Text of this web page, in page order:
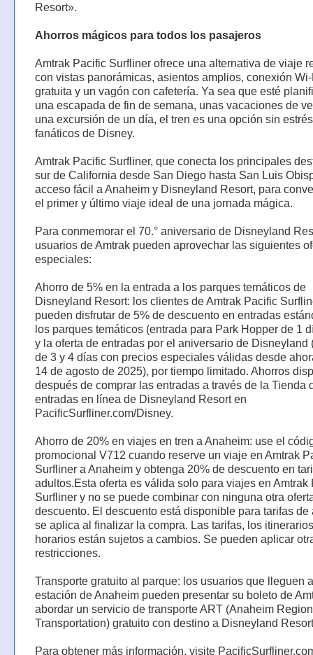
Resort».
Ahorros mágicos para todos los pasajeros
Amtrak Pacific Surfliner ofrece una alternativa de viaje
con vistas panorámicas, asientos amplios, conexión
gratuita y un vagón con cafetería. Ya sea que esté
una escapada de fin de semana, unas vacaciones de
una excursión de un día, el tren es una opción sin
fanáticos de Disney.
Amtrak Pacific Surfliner, que conecta los principales
sur de California desde San Diego hasta San Luis
acceso fácil a Anaheim y Disneyland Resort, para
el primer y último viaje ideal de una jornada mágica.
Para conmemorar el 70.° aniversario de Disneyland
usuarios de Amtrak pueden aprovechar las siguientes
especiales:
Ahorro de 5% en la entrada a los parques temáticos de
Disneyland Resort: los clientes de Amtrak Pacific
pueden disfrutar de 5% de descuento en entradas
los parques temáticos (entrada para Park Hopper de 1
y la oferta de entradas por el aniversario de Disneyland
de 3 y 4 días con precios especiales válidas desde
14 de agosto de 2025), por tiempo limitado. Ahorros
después de comprar las entradas a través de la Tienda
entradas en línea de Disneyland Resort en
PacificSurfliner.com/Disney.
Ahorro de 20% en viajes en tren a Anaheim: use el
promocional V712 cuando reserve un viaje en Amtrak
Surfliner a Anaheim y obtenga 20% de descuento en
adultos.Esta oferta es válida solo para viajes en Amtrak
Surfliner y no se puede combinar con ninguna otra
descuento. El descuento está disponible para tarifas de
se aplica al finalizar la compra. Las tarifas, los
horarios están sujetos a cambios. Se pueden aplicar
restricciones.
Transporte gratuito al parque: los usuarios que lleguen
estación de Anaheim pueden presentar su boleto de
abordar un servicio de transporte ART (Anaheim
Transportation) gratuito con destino a Disneyland
Para obtener más información, visite